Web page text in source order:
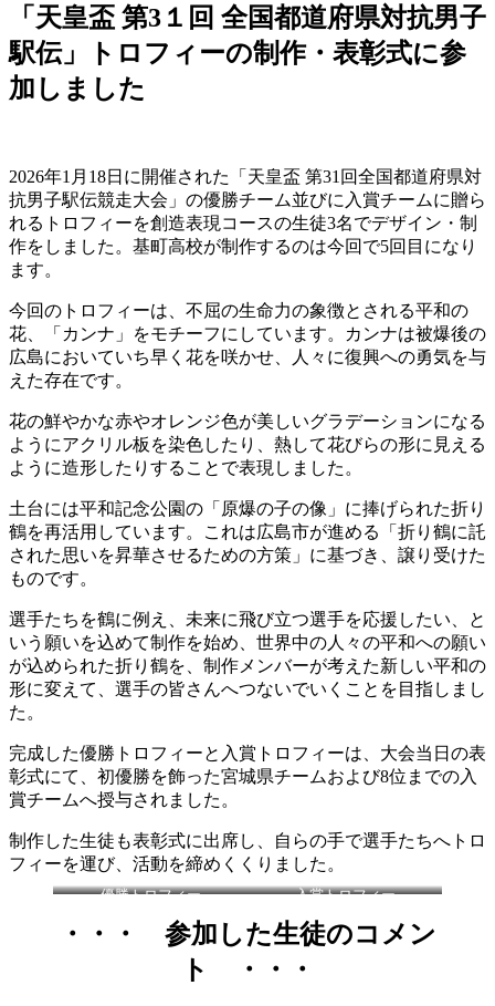
「天皇盃 第3１回 全国都道府県対抗男子
駅伝」トロフィーの制作・表彰式に参
加しました
2026年1月18日に開催された「天皇盃 第31回全国都道府県対
抗男子駅伝競走大会」の優勝チーム並びに入賞チームに贈ら
れるトロフィーを創造表現コースの生徒3名でデザイン・制
作をしました。基町高校が制作するのは今回で5回目になり
ます。
今回のトロフィーは、不屈の生命力の象徴とされる平和の
花、「カンナ」をモチーフにしています。カンナは被爆後の
広島においていち早く花を咲かせ、人々に復興への勇気を与
えた存在です。
花の鮮やかな赤やオレンジ色が美しいグラデーションになる
ようにアクリル板を染色したり、熱して花びらの形に見える
ように造形したりすることで表現しました。
土台には平和記念公園の「原爆の子の像」に捧げられた折り
鶴を再活用しています。これは広島市が進める「折り鶴に託
された思いを昇華させるための方策」に基づき、譲り受けた
ものです。
選手たちを鶴に例え、未来に飛び立つ選手を応援したい、と
いう願いを込めて制作を始め、世界中の人々の平和への願い
が込められた折り鶴を、制作メンバーが考えた新しい平和の
形に変えて、選手の皆さんへつないでいくことを目指しまし
た。
完成した優勝トロフィーと入賞トロフィーは、大会当日の表
彰式にて、初優勝を飾った宮城県チームおよび8位までの入
賞チームへ授与されました。
制作した生徒も表彰式に出席し、自らの手で選手たちへトロ
フィーを運び、活動を締めくくりました。
優勝トロフィー 入賞トロフィー
・・・ 参加した生徒のコメン
ト ・・・